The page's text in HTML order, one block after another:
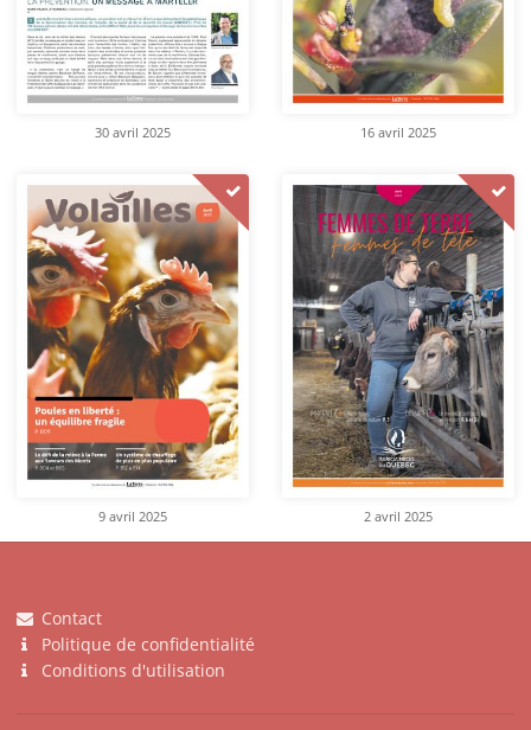
30 avril 2025 16 avril 2025
9 avril 2025 2 avril 2025
Contact
Politique de confidentialité
Conditions d'utilisation